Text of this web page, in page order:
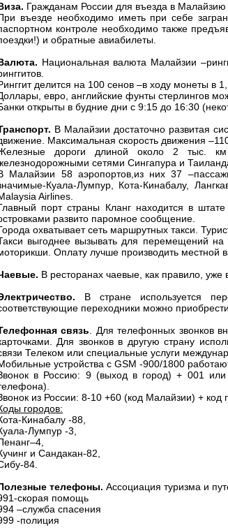
Гражданам России для въезда в Малайзию
въезде необходимо иметь при себе
контроле необходимо также
и обратные авиабилеты.
Национальная валюта Малайзии
делится на 100 сенов –в ходу монеты в
евро, английские фунты стерлингов
открыты в будние дни с 9:15 до 16:30
В Малайзии достаточно развитая
Максимальная скорость движения
дороги длиной около 2 тыс.
сетями Сингапура и
Малайзии 58 аэропортов,из них 37
Куала-Лумпур, Кота-Кинабалу,
Airlines.
порт страны Кланг находится в
развито паромное сообщение.
охватывает сеть маршрутных такси.
выгоднее вызывать для перемещений на
Оплату лучше производить местной
В ресторанах чаевые, как правило, уже
В стране используется
переходники можно
связь . Для телефонных звонков
Для звонков в другую страну
Телеком или специальные услуги
устройства с GSM -900/1800
в Россию: 9 (выход в город) + 001
из России: 8-10 +60 (код Малайзии) + код
городов:
Кинабалу -88,
Лумпур -3,
и Сандакан-82,
84.
телефоны. Ассоциация туризма и
скорая помощь
–служба спасения
-полиция